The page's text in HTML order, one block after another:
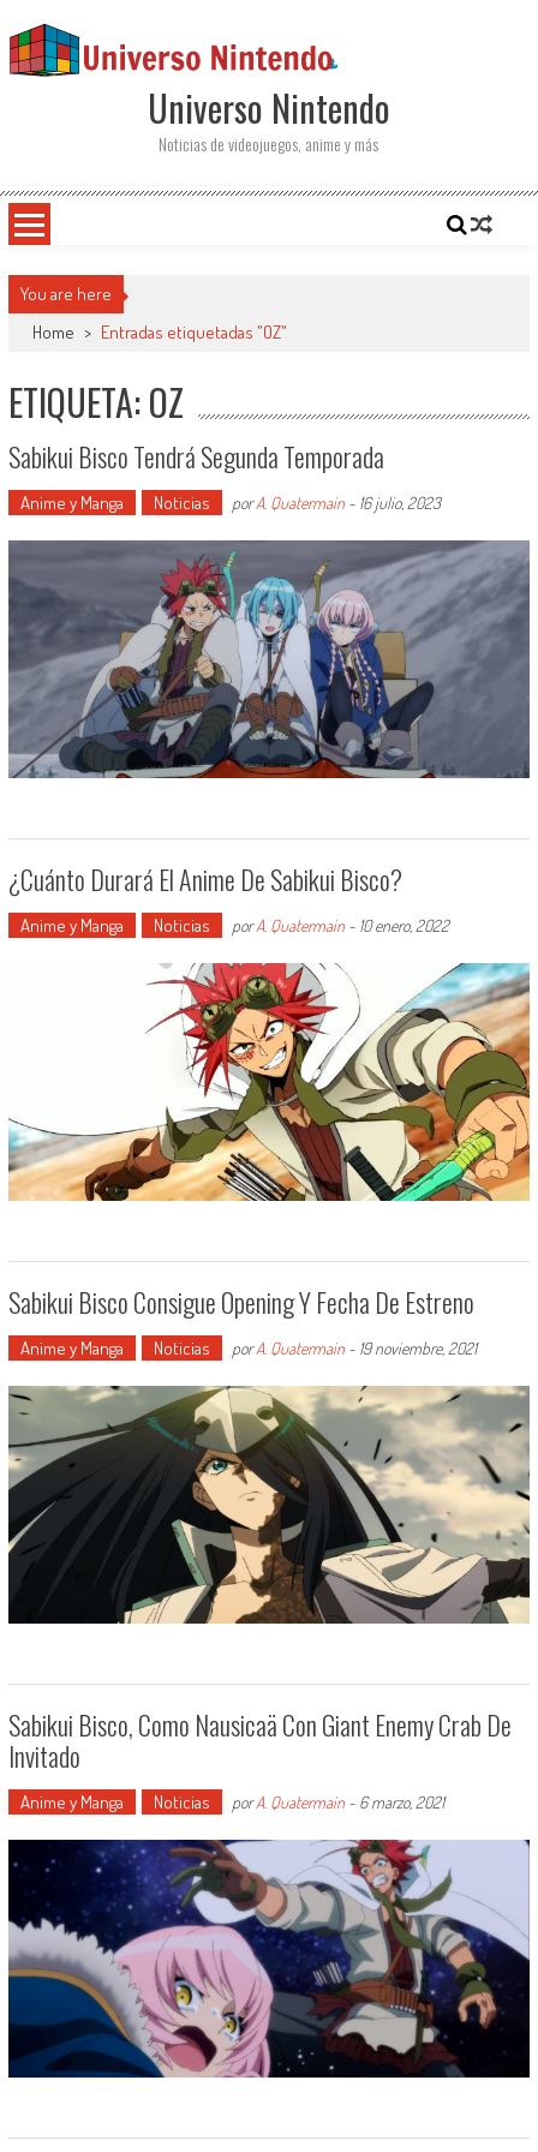
Universo Nintendo
Noticias de videojuegos, anime y más
You are here
Home > Entradas etiquetadas "OZ"
ETIQUETA: OZ
Sabikui Bisco Tendrá Segunda Temporada
Anime y Manga Noticias porA. Quatermain- 16 julio, 2023
¿Cuánto Durará El Anime De Sabikui Bisco?
Anime y Manga Noticias porA. Quatermain- 10 enero, 2022
Sabikui Bisco Consigue Opening Y Fecha De Estreno
Anime y Manga Noticias porA. Quatermain- 19 noviembre, 2021
Sabikui Bisco, Como Nausicaä Con Giant Enemy Crab De
Invitado
Anime y Manga Noticias porA. Quatermain- 6 marzo, 2021